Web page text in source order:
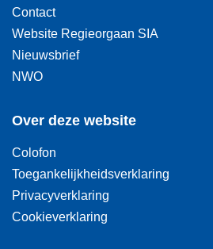
Contact
Website Regieorgaan SIA
Nieuwsbrief
NWO
Over deze website
Colofon
Toegankelijkheidsverklaring
Privacyverklaring
Cookieverklaring